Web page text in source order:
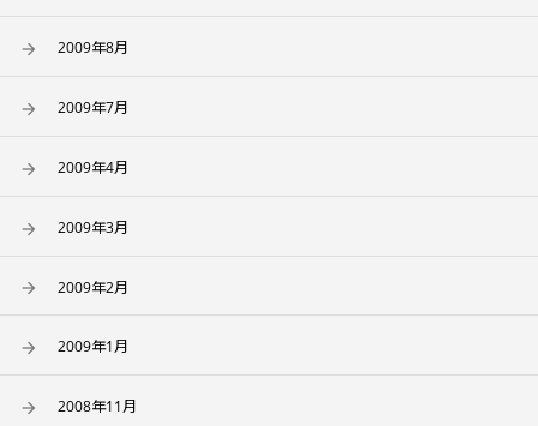
2009年8月
2009年7月
2009年4月
2009年3月
2009年2月
2009年1月
2008年11月